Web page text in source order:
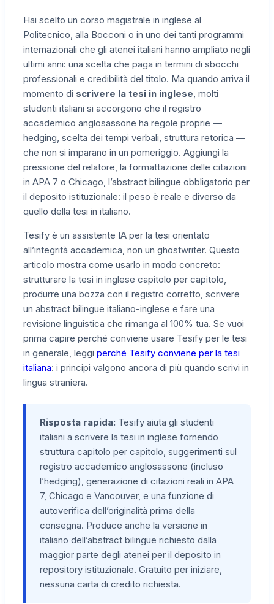
Hai scelto un corso magistrale in inglese al
Politecnico, alla Bocconi o in uno dei tanti programmi
internazionali che gli atenei italiani hanno ampliato negli
ultimi anni: una scelta che paga in termini di sbocchi
professionali e credibilità del titolo. Ma quando arriva il
momento di scrivere la tesi in inglese, molti
studenti italiani si accorgono che il registro
accademico anglosassone ha regole proprie —
hedging, scelta dei tempi verbali, struttura retorica —
che non si imparano in un pomeriggio. Aggiungi la
pressione del relatore, la formattazione delle citazioni
in APA 7 o Chicago, l’abstract bilingue obbligatorio per
il deposito istituzionale: il peso è reale e diverso da
quello della tesi in italiano.
Tesify è un assistente IA per la tesi orientato
all’integrità accademica, non un ghostwriter. Questo
articolo mostra come usarlo in modo concreto:
strutturare la tesi in inglese capitolo per capitolo,
produrre una bozza con il registro corretto, scrivere
un abstract bilingue italiano-inglese e fare una
revisione linguistica che rimanga al 100% tua. Se vuoi
prima capire perché conviene usare Tesify per le tesi
in generale, leggi perché Tesify conviene per la tesi
italiana: i principi valgono ancora di più quando scrivi in
lingua straniera.
Risposta rapida: Tesify aiuta gli studenti
italiani a scrivere la tesi in inglese fornendo
struttura capitolo per capitolo, suggerimenti sul
registro accademico anglosassone (incluso
l’hedging), generazione di citazioni reali in APA
7, Chicago e Vancouver, e una funzione di
autoverifica dell’originalità prima della
consegna. Produce anche la versione in
italiano dell’abstract bilingue richiesto dalla
maggior parte degli atenei per il deposito in
repository istituzionale. Gratuito per iniziare,
nessuna carta di credito richiesta.